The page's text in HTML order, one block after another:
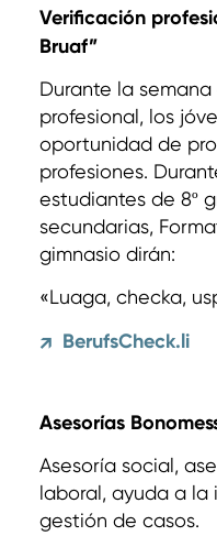
Verificación
Bruaf”
Durante la
profesional, los
oportunidad de
profesiones.
estudiantes de 8º
secundarias,
gimnasio dirán:
«Luaga, checka,
↗ BerufsCheck.li
Asesorías
Asesoría social,
laboral, ayuda a la
gestión de casos.